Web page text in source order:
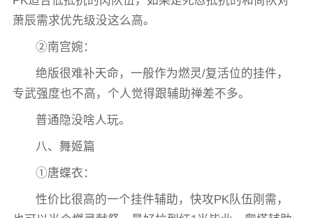
萧辰需求优先级没这么高。
②南宫婉：
绝版很难补天命，一般作为燃灵/复活位的挂件，
专武强度也不高，个人觉得跟辅助禅差不多。
普通隐没啥人玩。
八、舞姬篇
①唐蝶衣：
性价比很高的一个挂件辅助，快攻PK队伍刚需，